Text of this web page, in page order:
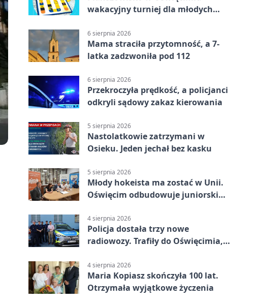
wakacyjny turniej dla młodych
6 sierpnia 2026
Mama straciła przytomność, a 7-
latka zadzwoniła pod 112
6 sierpnia 2026
Przekroczyła prędkość, a policjanci
odkryli sądowy zakaz kierowania
5 sierpnia 2026
Nastolatkowie zatrzymani w
Osieku. Jeden jechał bez kasku
5 sierpnia 2026
Młody hokeista ma zostać w Unii.
Oświęcim odbudowuje juniorski
4 sierpnia 2026
Policja dostała trzy nowe
radiowozy. Trafiły do Oświęcimia,
4 sierpnia 2026
Maria Kopiasz skończyła 100 lat.
Otrzymała wyjątkowe życzenia